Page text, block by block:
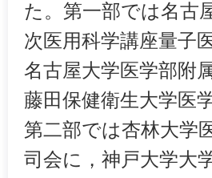
た。第一部では名古
次医用科学講座量子
名古屋大学医学部附
藤田保健衛生大学医
第二部では杏林大学
司会に，神戸大学大